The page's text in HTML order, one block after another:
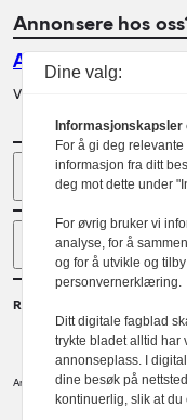
Annonsere hos
Annonser
Vil du annonsere i Arkitektur?
Sider
Følg oss
Redaktør
Gaute Brochmann
Arkitektur er et tidsskrift utgitt av
Dine valg:
For å gi deg
informasjon fra ditt
deg mot dette under
For øvrig bruker vi
analyse, for å
og for å utvikle og
personvernerklæring.
Ditt digitale fagblad
trykte bladet alltid
annonseplass. I
dine besøk på
kontinuerlig, slik at